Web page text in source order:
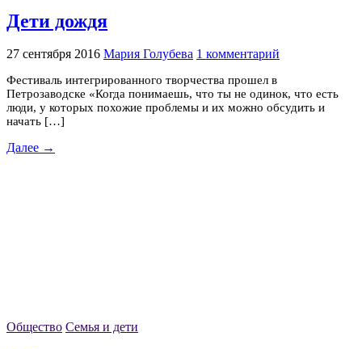
Дети дождя
27 сентября 2016 Мария Голубева 1 комментарий
Фестиваль интегрированного творчества прошел в
Петрозаводске «Когда понимаешь, что ты не одинок, что есть
люди, у которых похожие проблемы и их можно обсудить и
начать […]
Далее →
Общество Семья и дети